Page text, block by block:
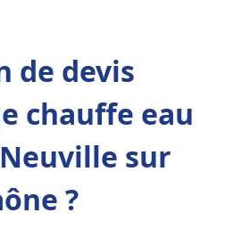
de devis
chauffe eau
sur
?